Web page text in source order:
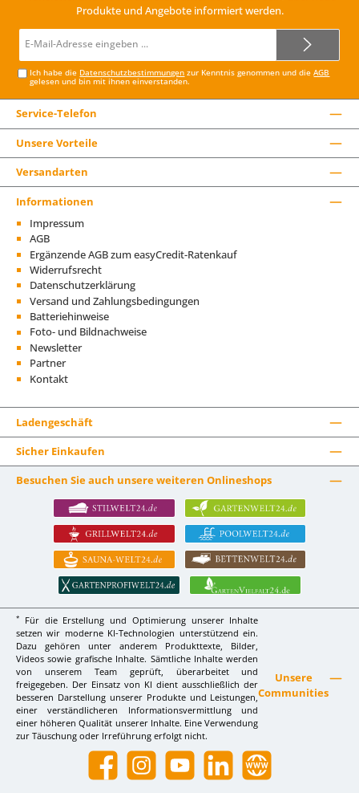
Produkte und Angebote informiert werden.
Mail-
Ich habe die Datenschutzbestimmungen zur Kenntnis genommen und dieAGB
gelesen und bin mit ihnen einverstanden.
Service-Telefon
Unsere Vorteile
Versandarten
Informationen
Impressum
AGB
Ergänzende AGB zum easyCredit-Ratenkauf
Widerrufsrecht
Datenschutzerklärung
Versand und Zahlungsbedingungen
Batteriehinweise
Foto- und Bildnachweise
Newsletter
Partner
Kontakt
Ladengeschäft
Sicher Einkaufen
Besuchen Sie auch unsere weiteren Onlineshops
*
Für die Erstellung und Optimierung unserer Inhalte
setzen wir moderne KI-Technologien unterstützend ein.
Dazu gehören unter anderem Produkttexte, Bilder,
Videos sowie grafische Inhalte. Sämtliche Inhalte werden
von unserem Team geprüft, überarbeitet und
freigegeben. Der Einsatz von KI dient ausschließlich der
besseren Darstellung unserer Produkte und Leistungen,
einer verständlicheren Informationsvermittlung und
einer höheren Qualität unserer Inhalte. Eine Verwendung
zur Täuschung oder Irreführung erfolgt nicht.
Unsere
Communities
Facebook InstagramYouTube LinkedIn Website